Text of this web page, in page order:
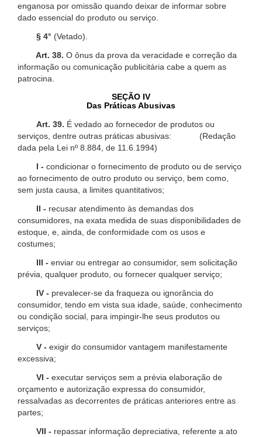
enganosa por omissão quando deixar de informar sobre
dado essencial do produto ou serviço.
§ 4° (Vetado).
Art. 38. O ônus da prova da veracidade e correção da
informação ou comunicação publicitária cabe a quem as
patrocina.
SEÇÃO IV
Das Práticas Abusivas
Art. 39. É vedado ao fornecedor de produtos ou
serviços, dentre outras práticas abusivas: (Redação
dada pela Lei nº 8.884, de 11.6.1994)
I - condicionar o fornecimento de produto ou de serviço
ao fornecimento de outro produto ou serviço, bem como,
sem justa causa, a limites quantitativos;
II - recusar atendimento às demandas dos
consumidores, na exata medida de suas disponibilidades de
estoque, e, ainda, de conformidade com os usos e
costumes;
III - enviar ou entregar ao consumidor, sem solicitação
prévia, qualquer produto, ou fornecer qualquer serviço;
IV - prevalecer-se da fraqueza ou ignorância do
consumidor, tendo em vista sua idade, saúde, conhecimento
ou condição social, para impingir-lhe seus produtos ou
serviços;
V - exigir do consumidor vantagem manifestamente
excessiva;
VI - executar serviços sem a prévia elaboração de
orçamento e autorização expressa do consumidor,
ressalvadas as decorrentes de práticas anteriores entre as
partes;
VII - repassar informação depreciativa, referente a ato